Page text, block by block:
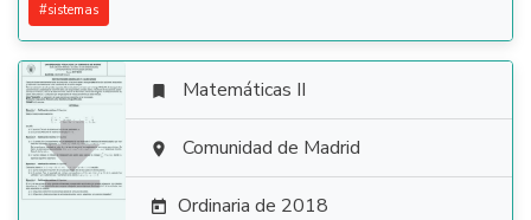
#sistemas

 Matemáticas II
 Comunidad de Madrid
 Ordinaria de 2018